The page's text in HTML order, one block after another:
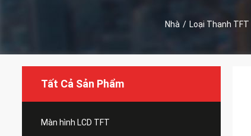
Nhà / Loại Thanh TFT
Tất Cả Sản Phẩm
Màn hình LCD TFT